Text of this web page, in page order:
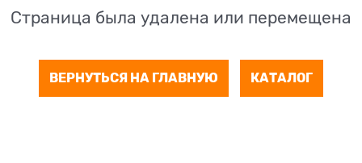
Страница была удалена или перемещена
ВЕРНУТЬСЯ НА ГЛАВНУЮ КАТАЛОГ